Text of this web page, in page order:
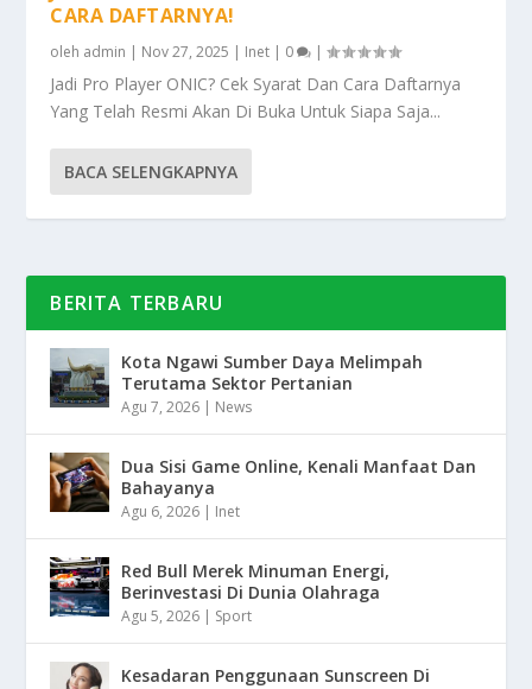
CARA DAFTARNYA!
oleh admin | Nov 27, 2025 | Inet | 0 |
Jadi Pro Player ONIC? Cek Syarat Dan Cara Daftarnya
Yang Telah Resmi Akan Di Buka Untuk Siapa Saja...
BACA SELENGKAPNYA
BERITA TERBARU
Kota Ngawi Sumber Daya Melimpah
Terutama Sektor Pertanian
Agu 7, 2026 | News
Dua Sisi Game Online, Kenali Manfaat Dan
Bahayanya
Agu 6, 2026 | Inet
Red Bull Merek Minuman Energi,
Berinvestasi Di Dunia Olahraga
Agu 5, 2026 | Sport
Kesadaran Penggunaan Sunscreen Di